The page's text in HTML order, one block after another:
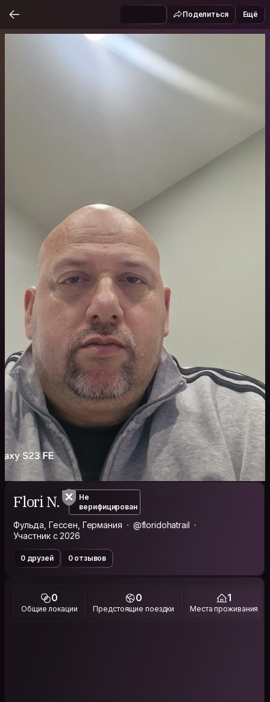
Поделиться Ещё
Flori N.
Не
верифицирован
Фульда, Гессен, Германия
@floridohatrail
Участник с 2026
0 друзей 0 отзывов
0
Общие локации
0
Предстоящие поездки
1
Места проживания